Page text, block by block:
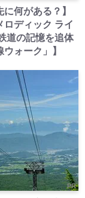
に何がある？】
ロディック ライ
道の記憶を追体
ォーク」】
PR